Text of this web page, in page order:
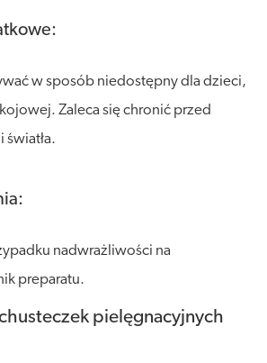
w sposób niedostępny dla dzieci,
Zaleca się chronić przed
światła.
nadwrażliwości na
preparatu.
pielęgnacyjnych